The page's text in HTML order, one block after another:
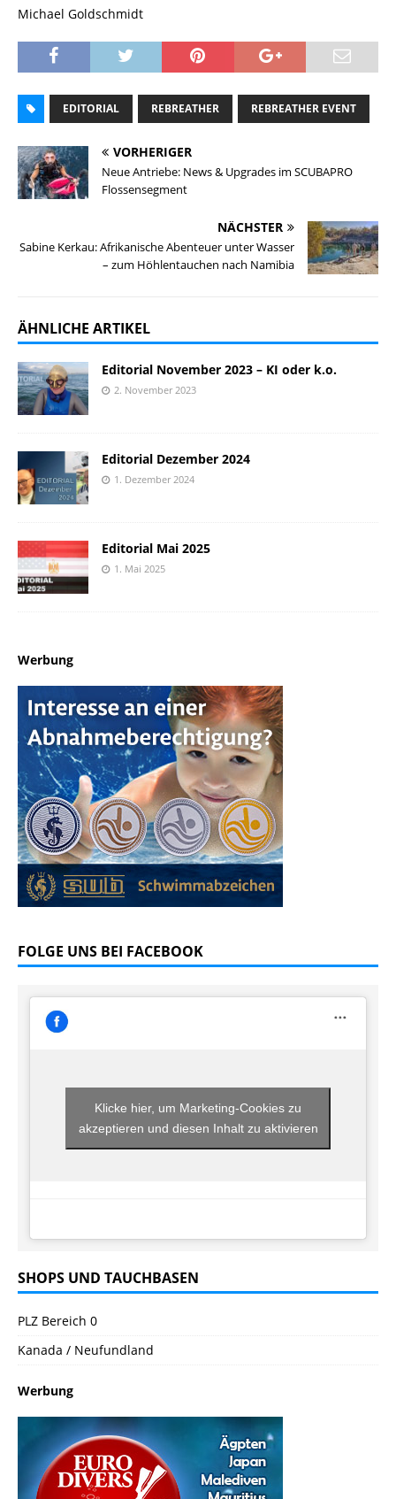
Michael Goldschmidt
EDITORIAL REBREATHER REBREATHER EVENT
VORHERIGER
Neue Antriebe: News & Upgrades im SCUBAPRO
Flossensegment
NÄCHSTER
Sabine Kerkau: Afrikanische Abenteuer unter Wasser
– zum Höhlentauchen nach Namibia
ÄHNLICHE ARTIKEL
Editorial November 2023 – KI oder k.o.
2. November 2023
Editorial Dezember 2024
1. Dezember 2024
Editorial Mai 2025
1. Mai 2025
Werbung
FOLGE UNS BEI FACEBOOK
Klicke hier, um Marketing-Cookies zu
akzeptieren und diesen Inhalt zu aktivieren
SHOPS UND TAUCHBASEN
PLZ Bereich 0
Kanada / Neufundland
Werbung